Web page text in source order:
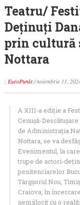
Teatru/
Deţinuţi
prin cultură
Nottara
: EuroPunkt/noiembrie 11,
A XIII-a ediție a
Cenuşă-
de Administrația
Nottara, se va
Evenimentul, la
trupe de actori-
penitenciarelor
Târgșorul Nou,
Craiova, în
nemijlocit cu o